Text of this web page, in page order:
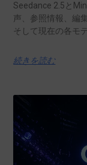
Seedance 2.5と
声、参照情報、編
そして現在の各モ
続きを読む